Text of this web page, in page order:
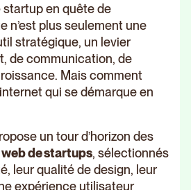
en quête de
n’est plus seulement une
stratégique, un levier
de communication, de
Mais comment
qui se démarque en
un tour d’horizon des
de startups, sélectionnés
leur qualité de design, leur
expérience utilisateur